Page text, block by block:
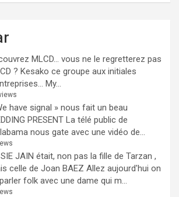
MLCD… vous ne le regretterez pas
? Kesako ce groupe aux initiales
My...
have signal » nous fait un beau
PRESENT La télé public de
nous gate avec une vidéo de...
JAIN était, non pas la fille de Tarzan ,
celle de Joan BAEZ Allez aujourd'hui on
folk avec une dame qui m...